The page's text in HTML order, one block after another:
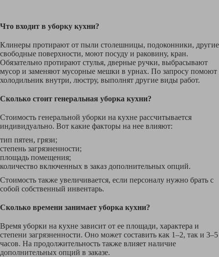
Что входит в уборку кухни?
Клинеры протирают от пыли столешницы, подоконники, другие
свободные поверхности, моют посуду и раковину, кран.
Обязательно протирают стулья, дверные ручки, выбрасывают
мусор и заменяют мусорные мешки в урнах. По запросу помоют
холодильник внутри, люстру, выполнят другие виды работ.
Сколько стоит генеральная уборка кухни?
Стоимость генеральной уборки на кухне рассчитывается
индивидуально. Вот какие факторы на нее влияют:
тип пятен, грязи;
степень загрязненности;
площадь помещения;
количество включенных в заказ дополнительных опций.
Стоимость также увеличивается, если персоналу нужно брать с
собой собственный инвентарь.
Сколько времени занимает уборка кухни?
Время уборки на кухне зависит от ее площади, характера и
степени загрязненности. Оно может составить как 1–2, так и 3–5
часов. На продолжительность также влияет наличие
дополнительных опций в заказе.